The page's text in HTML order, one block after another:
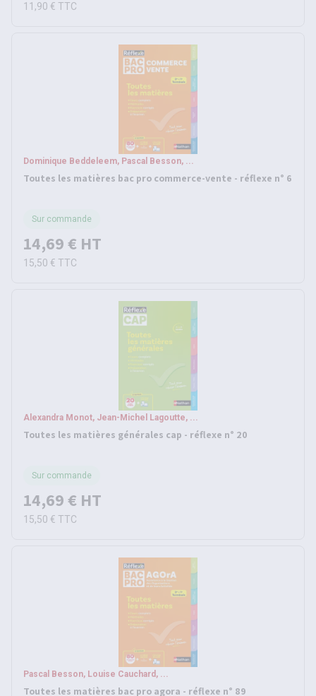
11,90 € TTC
Dominique Beddeleem, Pascal Besson, ...
Toutes les matières bac pro commerce-vente - réflexe n° 6
Sur commande
14,69 € HT
15,50 € TTC
Alexandra Monot, Jean-Michel Lagoutte, ...
Toutes les matières générales cap - réflexe n° 20
Sur commande
14,69 € HT
15,50 € TTC
Pascal Besson, Louise Cauchard, ...
Toutes les matières bac pro agora - réflexe n° 89